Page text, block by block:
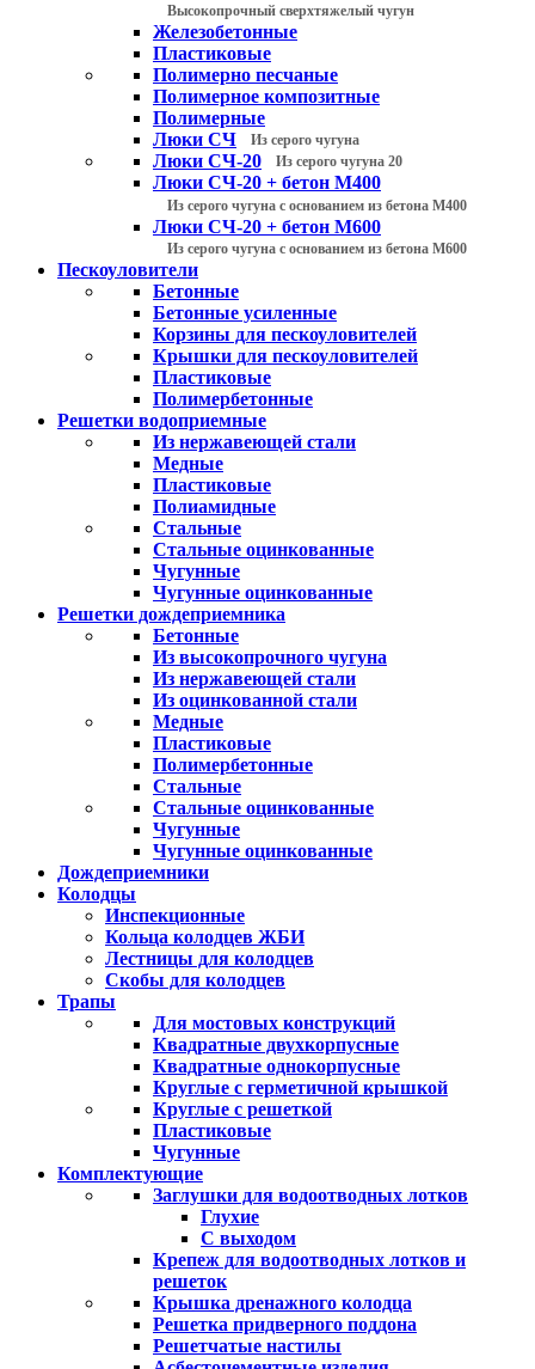
Высокопрочный сверхтяжелый чугун
Железобетонные
Пластиковые
Полимерно песчаные
Полимерное композитные
Полимерные
Люки СЧ
Из серого чугуна
Люки СЧ-20 Из серого чугуна 20
Люки СЧ-20 + бетон М400
Из серого чугуна с основанием из бетона М400
Люки СЧ-20 + бетон М600
Из серого чугуна с основанием из бетона М600
Пескоуловители
Бетонные
Бетонные усиленные
Корзины для пескоуловителей
Крышки для пескоуловителей
Пластиковые
Полимербетонные
Решетки водоприемные
Из нержавеющей стали
Медные
Пластиковые
Полиамидные
Стальные
Стальные оцинкованные
Чугунные
Чугунные оцинкованные
Решетки дождеприемника
Бетонные
Из высокопрочного чугуна
Из нержавеющей стали
Из оцинкованной стали
Медные
Пластиковые
Полимербетонные
Стальные
Стальные оцинкованные
Чугунные
Чугунные оцинкованные
Дождеприемники
Колодцы
Инспекционные
Кольца колодцев ЖБИ
Лестницы для колодцев
Скобы для колодцев
Трапы
Для мостовых конструкций
Квадратные двухкорпусные
Квадратные однокорпусные
Круглые с герметичной крышкой
Круглые с решеткой
Пластиковые
Чугунные
Комплектующие
Заглушки для водоотводных лотков
Глухие
С выходом
Крепеж для водоотводных лотков и
решеток
Крышка дренажного колодца
Решетка придверного поддона
Решетчатые настилы